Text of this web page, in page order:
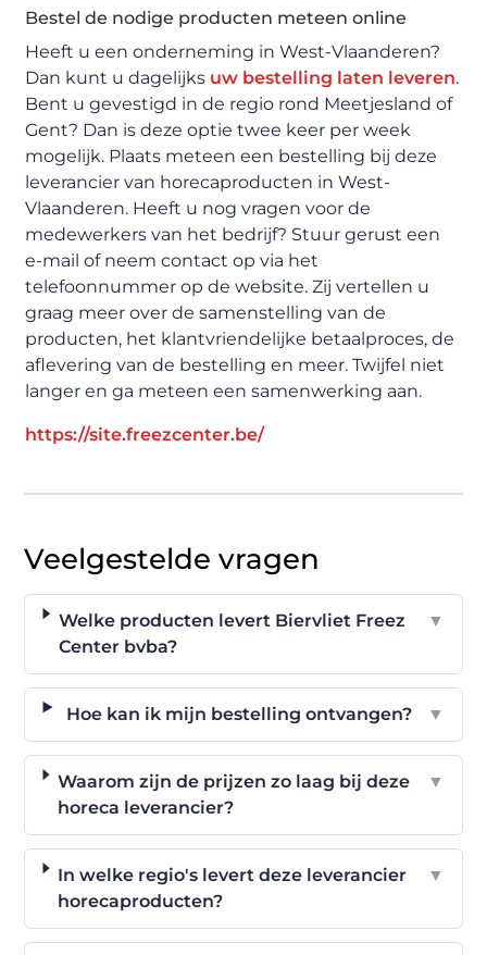
Bestel de nodige producten meteen online
Heeft u een onderneming in West-Vlaanderen?
Dan kunt u dagelijks uw bestelling laten leveren.
Bent u gevestigd in de regio rond Meetjesland of
Gent? Dan is deze optie twee keer per week
mogelijk. Plaats meteen een bestelling bij deze
leverancier van horecaproducten in West-
Vlaanderen. Heeft u nog vragen voor de
medewerkers van het bedrijf? Stuur gerust een
e-mail of neem contact op via het
telefoonnummer op de website. Zij vertellen u
graag meer over de samenstelling van de
producten, het klantvriendelijke betaalproces, de
aflevering van de bestelling en meer. Twijfel niet
langer en ga meteen een samenwerking aan.
https://site.freezcenter.be/
Veelgestelde vragen
Welke producten levert Biervliet Freez
Center bvba?
▼
Hoe kan ik mijn bestelling ontvangen? ▼
Waarom zijn de prijzen zo laag bij deze
horeca leverancier?
▼
In welke regio's levert deze leverancier
horecaproducten?
▼